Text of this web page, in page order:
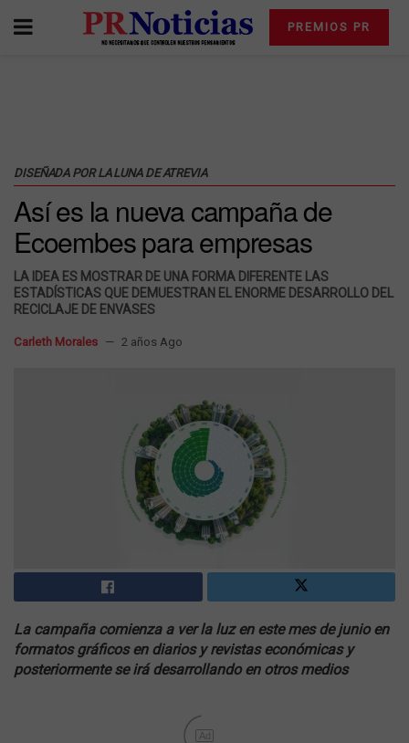
PREMIOS PR
DISEÑADA POR LA LUNA DE ATREVIA
Así es la nueva campaña de
Ecoembes para empresas
LA IDEA ES MOSTRAR DE UNA FORMA DIFERENTE LAS
ESTADÍSTICAS QUE DEMUESTRAN EL ENORME DESARROLLO DEL
RECICLAJE DE ENVASES
Carleth Morales 2 años Ago
La campaña comienza a ver la luz en este mes de junio en
formatos gráficos en diarios y revistas económicas y
posteriormente se irá desarrollando en otros medios
Ad